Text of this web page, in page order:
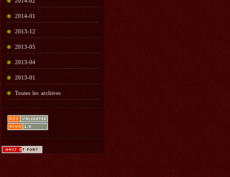
2014-01
2013-12
2013-05
2013-04
2013-01
Toutes les archives